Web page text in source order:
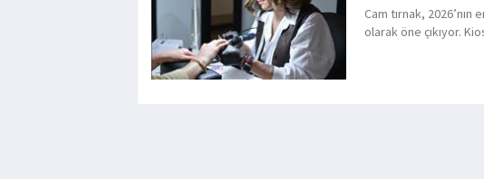
Cam tırnak,
olarak öne çıkıyor.